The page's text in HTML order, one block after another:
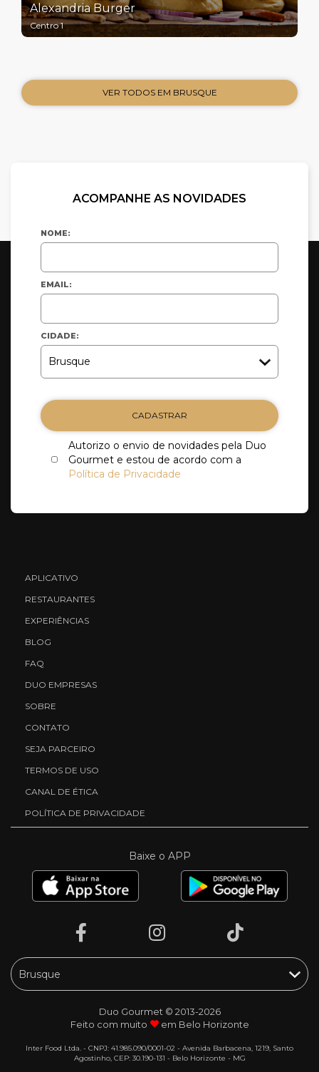
Alexandria Burger
Centro 1
VER TODOS EM BRUSQUE
ACOMPANHE AS NOVIDADES
NOME:
EMAIL:
CIDADE:
CADASTRAR
Autorizo o envio de novidades pela Duo
Gourmet e estou de acordo com a
Política de Privacidade
APLICATIVO
RESTAURANTES
EXPERIÊNCIAS
BLOG
FAQ
DUO EMPRESAS
SOBRE
CONTATO
SEJA PARCEIRO
TERMOS DE USO
CANAL DE ÉTICA
POLÍTICA DE PRIVACIDADE
Baixe o APP
Duo Gourmet © 2013-2026
Feito com muito
em Belo Horizonte
Inter Food Ltda. - CNPJ: 41.985.090/0001-02 - Avenida Barbacena, 1219, Santo
Agostinho, CEP: 30.190-131 - Belo Horizonte - MG